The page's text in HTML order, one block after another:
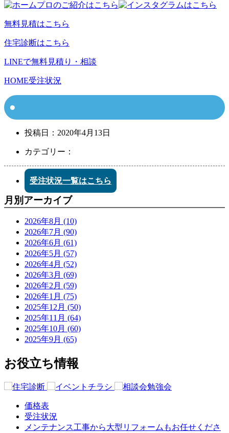
無料見積はこちら
住宅診断はこちら
LINEで無料見積り・相談
HOME受注状況
投稿日： 2020年4月13日
カテゴリー：
受注状況一覧はこちら
月別アーカイブ
2026年8月 (10)
2026年7月 (90)
2026年6月 (61)
2026年5月 (57)
2026年4月 (52)
2026年3月 (69)
2026年2月 (59)
2026年1月 (75)
2025年12月 (50)
2025年11月 (64)
2025年10月 (60)
2025年9月 (65)
お役立ち情報
価格表
受注状況
メンテナンス工事から大型リフォームもお任せくださ